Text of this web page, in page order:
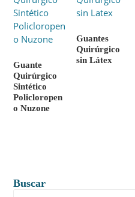
Guante
Quirúrgico
Sintético
Policloropen
o Nuzone
Guantes
Quirúrgico
sin Látex
Buscar